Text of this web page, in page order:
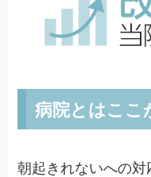
病院とはここ
朝起きれないへの